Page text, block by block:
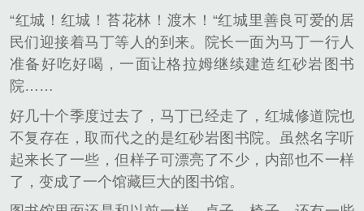
“红城！红城！苔花林！渡木！“红城里善良可爱的居
民们迎接着马丁等人的到来。院长一面为马丁一行人
准备好吃好喝，一面让格拉姆继续建造红砂岩图书
院……
好几十个季度过去了，马丁已经走了，红城修道院也
不复存在，取而代之的是红砂岩图书院。虽然名字听
起来长了一些，但样子可漂亮了不少，内部也不一样
了，变成了一个馆藏巨大的图书馆。